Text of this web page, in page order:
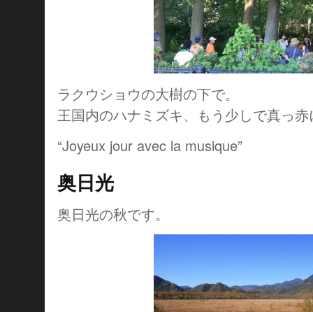
ラクウショウの大樹の下で。
王国内のハナミズキ、もう少しで真っ
“Joyeux jour avec la musique”
奥日光
奥日光の秋です。